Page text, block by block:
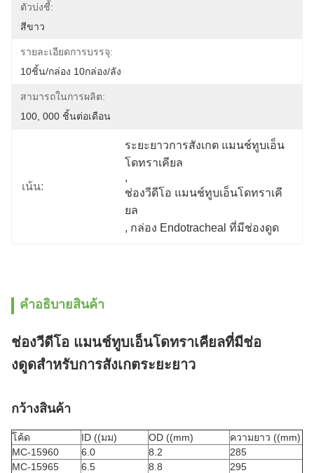
ตัวบ่งชี้:
สีขาว
รายละเอียดการบรรจุ:
10ชิ้น/กล่อง 10กล่อง/ลัง
สามารถในการผลิต:
100, 000 ชิ้นต่อเดือน
เน้น:
ระยะยาวการสังเกต แมนช์ทูบเอ็น
โดทราเคียล
,
ช่องวีดีโอ แมนช์ทูบเอ็นโดทราเคี
ยล
, กล่อง Endotracheal ที่มีช่องดูด
คําอธิบายสินค้า
ช่องวีดีโอ แมนช์ทูบเอ็นโดทราเคียลที่มีช่อ
งดูดสําหรับการสังเกตระยะยาว
กว้างสินค้า
โค้ด ID ((มม) OD ((mm)
ความยาว ((mm)
MC-15960
6.0 8.2
285
MC-15965
6.5 8.8
295